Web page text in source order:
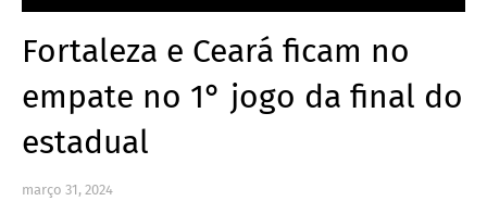
Fortaleza e Ceará ficam no
empate no 1° jogo da final do
estadual
março 31, 2024